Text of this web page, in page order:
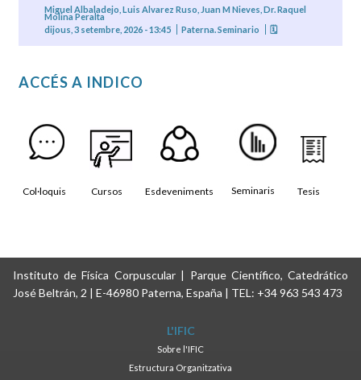
Miguel Albaladejo, Luis Alvarez Ruso, Juan M Nieves, Dr. Raquel
Molina Peralta
dijous, 3 setembre, 2026 - 13:45
Paterna. Seminario 🗓
ACCÉS A INDICO
Col·loquis Cursos Esdeveniments Seminaris Tesis
Instituto de Física Corpuscular | Parque Científico, Catedrático
José Beltrán, 2 | E-46980 Paterna, España | TEL: +34 963 543 473
L'IFIC
Sobre l'IFIC
Estructura Organitzativa